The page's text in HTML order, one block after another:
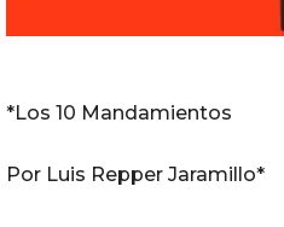
*Los 10 Mandamientos
Por Luis Repper Jaramillo*